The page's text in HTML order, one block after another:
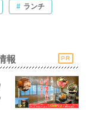
# ランチ
報 PR